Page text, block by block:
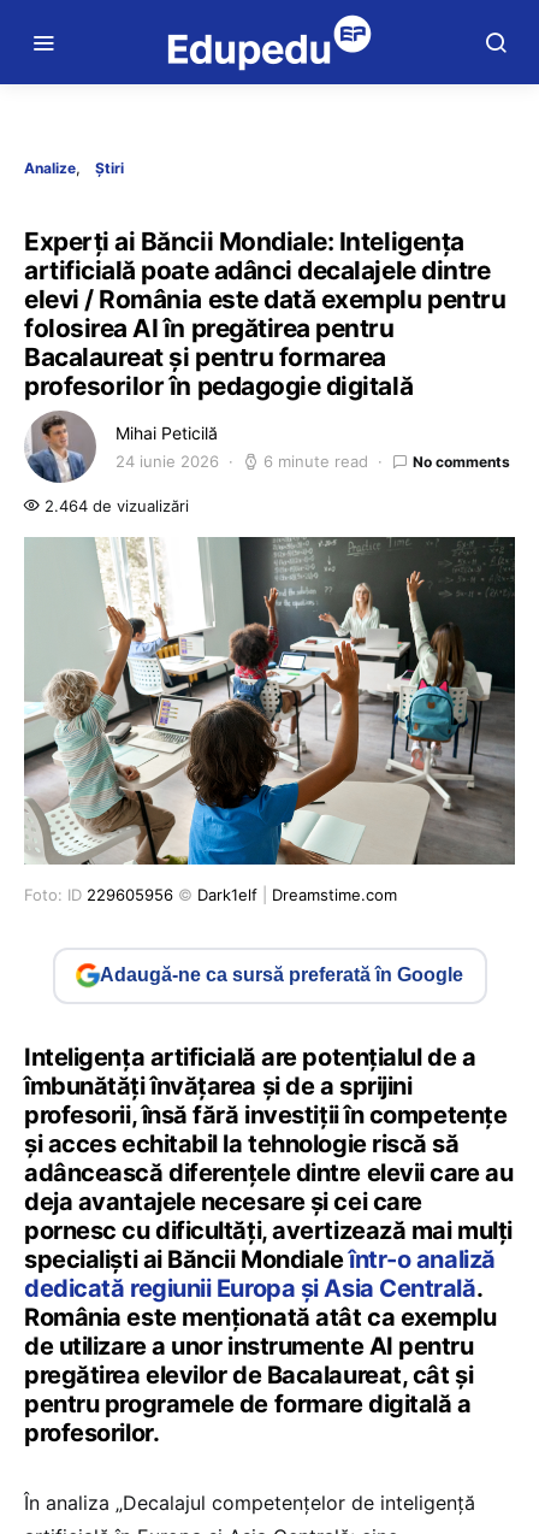
Analize Știri
Experți ai Băncii Mondiale: Inteligența
artificială poate adânci decalajele dintre
elevi / România este dată exemplu pentru
folosirea AI în pregătirea pentru
Bacalaureat și pentru formarea
profesorilor în pedagogie digitală
Mihai Peticilă
24 iunie 2026 6 minute read No comments
2.464 de vizualizări
Foto: ID 229605956 © Dark1elf Dreamstime.com
Adaugă-ne ca sursă preferată în Google
Inteligența artificială are potențialul de a
îmbunătăți învățarea și de a sprijini
profesorii, însă fără investiții în competențe
și acces echitabil la tehnologie riscă să
adâncească diferențele dintre elevii care au
deja avantajele necesare și cei care
pornesc cu dificultăți, avertizează mai mulți
specialiști ai Băncii Mondialeîntr-o analiză
dedicată regiunii Europa și Asia Centrală.
România este menționată atât ca exemplu
de utilizare a unor instrumente AI pentru
pregătirea elevilor de Bacalaureat, cât și
pentru programele de formare digitală a
profesorilor.
În analiza „Decalajul competențelor de inteligență